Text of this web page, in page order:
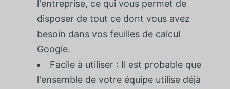
l'entreprise, ce qui vous permet de
disposer de tout ce dont vous avez
besoin dans vos feuilles de calcul
Google.
Facile à utiliser : Il est probable que
l'ensemble de votre équipe utilise déjà